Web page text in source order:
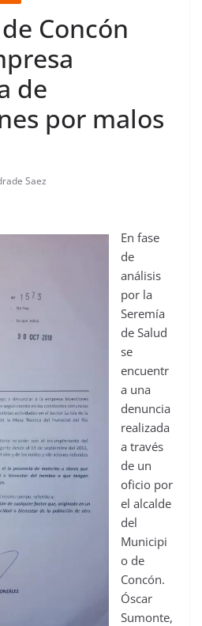
Concón
de
por malos
Saez
En fase
de
análisis
por la
Seremía
de Salud
se
encuentr
a una
denuncia
realizada
a través
de un
oficio por
el alcalde
del
Municipi
o de
Concón.
Óscar
Sumonte,